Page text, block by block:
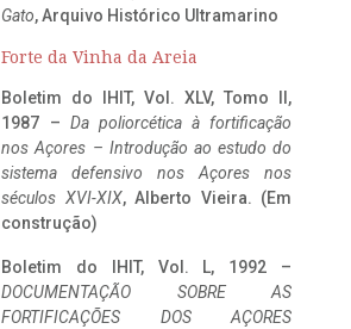
Gato, Arquivo Histórico Ultramarino
Forte da Vinha da Areia
Boletim do IHIT, Vol. XLV, Tomo II,
1987 – Da poliorcética à fortificação
nos Açores – Introdução ao estudo do
sistema defensivo nos Açores nos
séculos XVI-XIX, Alberto Vieira. (Em
construção)
Boletim do IHIT, Vol. L, 1992 –
DOCUMENTAÇÃO SOBRE AS
FORTIFICAÇÕES DOS AÇORES